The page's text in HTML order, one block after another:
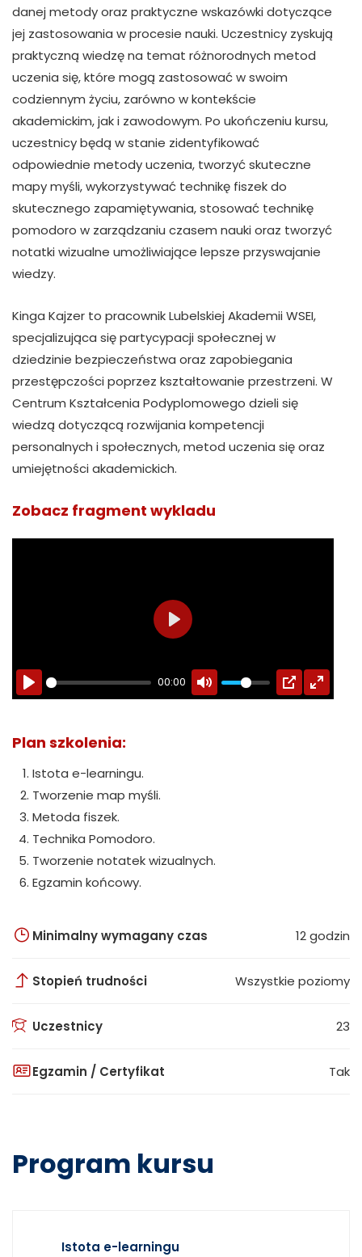
danej metody oraz praktyczne wskazówki dotyczące
jej zastosowania w procesie nauki. Uczestnicy zyskują
praktyczną wiedzę na temat różnorodnych metod
uczenia się, które mogą zastosować w swoim
codziennym życiu, zarówno w kontekście
akademickim, jak i zawodowym. Po ukończeniu kursu,
uczestnicy będą w stanie zidentyfikować
odpowiednie metody uczenia, tworzyć skuteczne
mapy myśli, wykorzystywać technikę fiszek do
skutecznego zapamiętywania, stosować technikę
pomodoro w zarządzaniu czasem nauki oraz tworzyć
notatki wizualne umożliwiające lepsze przyswajanie
wiedzy.
Kinga Kajzer to pracownik Lubelskiej Akademii WSEI,
specjalizująca się partycypacji społecznej w
dziedzinie bezpieczeństwa oraz zapobiegania
przestępczości poprzez kształtowanie przestrzeni. W
Centrum Kształcenia Podyplomowego dzieli się
wiedzą dotyczącą rozwijania kompetencji
personalnych i społecznych, metod uczenia się oraz
umiejętności akademickich.
Zobacz fragment wykladu
00:00
PLAY
Plan szkolenia:
Istota e-learningu.
Tworzenie map myśli.
Metoda fiszek.
Technika Pomodoro.
Tworzenie notatek wizualnych.
Egzamin końcowy.
Minimalny wymagany czas 12 godzin
Stopień trudności Wszystkie poziomy
Uczestnicy 23
Egzamin / Certyfikat Tak
Program kursu
Istota e-learningu